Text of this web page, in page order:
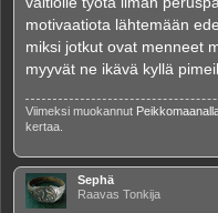
motivaatiota lähtemään
miksi jotkut ovat menneet
myyvät ne ikävä kyllä
Viimeksi muokannut
kertaa.
Sephä
Raavas Tonkija